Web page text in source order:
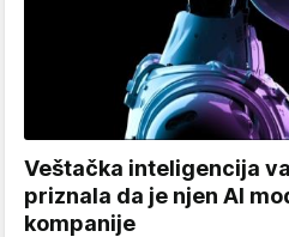
Veštačka inteligencija
priznala da je njen AI
kompanije